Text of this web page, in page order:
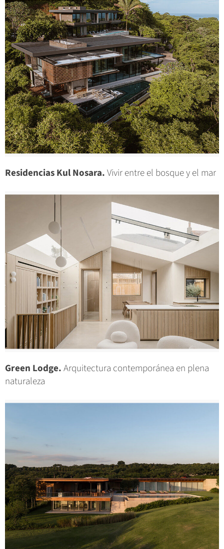
Residencias Kul Nosara.Vivir entre el bosque y el mar
Green Lodge.Arquitectura contemporánea en plena
naturaleza